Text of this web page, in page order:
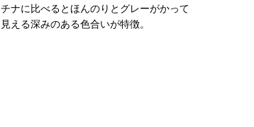
チナに比べるとほんのりとグレーがかって
見える深みのある色合いが特徴。